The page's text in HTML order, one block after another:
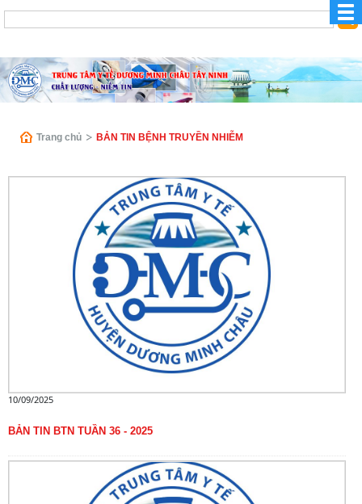
Trang chủ BẢN TIN BỆNH TRUYỀN NHIỄM
10/09/2025
BẢN TIN BTN TUẦN 36 - 2025